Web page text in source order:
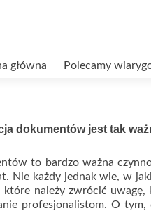
główna Polecamy
dokumentów jest tak
to bardzo ważna
Nie każdy jednak wie, w
które należy zwrócić
profesjonalistom. O